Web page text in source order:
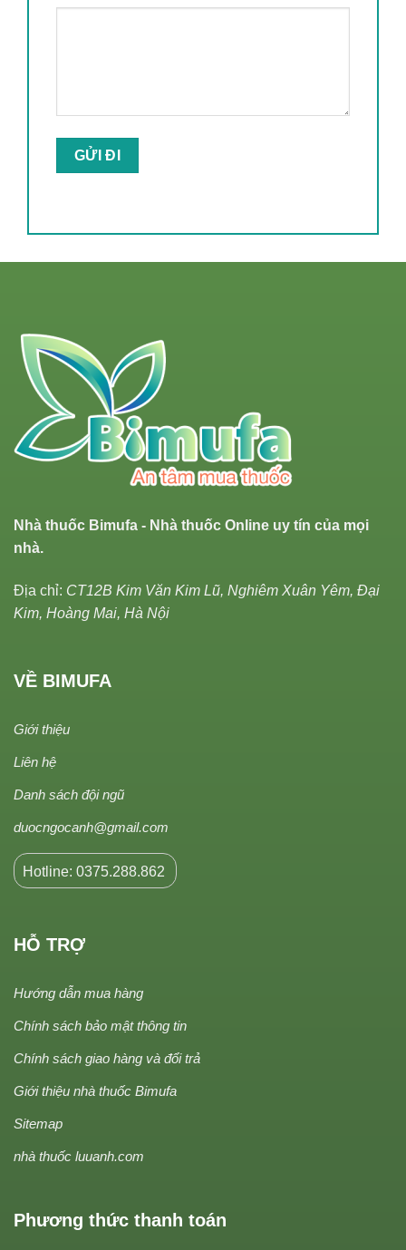
Nhà thuốc Bimufa - Nhà thuốc Online uy tín của mọi
nhà.
Địa chỉ: CT12B Kim Văn Kim Lũ, Nghiêm Xuân Yêm, Đại
Kim, Hoàng Mai, Hà Nội
VỀ BIMUFA
Giới thiệu
Liên hệ
Danh sách đội ngũ
duocngocanh@gmail.com
Hotline: 0375.288.862
HỖ TRỢ
Hướng dẫn mua hàng
Chính sách bảo mật thông tin
Chính sách giao hàng và đổi trả
Giới thiệu nhà thuốc Bimufa
Sitemap
nhà thuốc luuanh.com
Phương thức thanh toán